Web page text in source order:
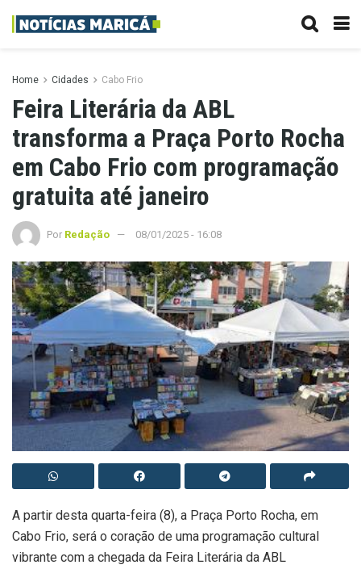
Home Cidades Cabo Frio
Feira Literária da ABL
transforma a Praça Porto Rocha
em Cabo Frio com programação
gratuita até janeiro
Por Redação 08/01/2025 - 16:08
A partir desta quarta-feira (8), a Praça Porto Rocha, em
Cabo Frio, será o coração de uma programação cultural
vibrante com a chegada da Feira Literária da ABL